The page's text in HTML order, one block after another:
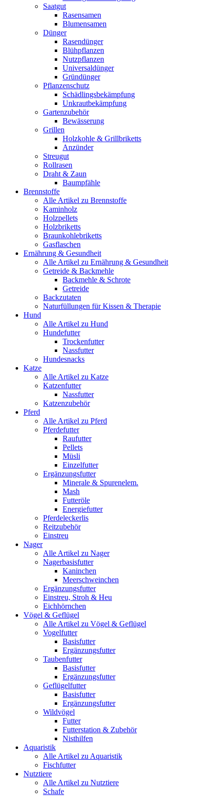
Saatgut
Rasensamen
Blumensamen
Dünger
Rasendünger
Blühpflanzen
Nutzpflanzen
Universaldünger
Gründünger
Pflanzenschutz
Schädlingsbekämpfung
Unkrautbekämpfung
Gartenzubehör
Bewässerung
Grillen
Holzkohle & Grillbriketts
Anzünder
Streugut
Rollrasen
Draht & Zaun
Baumpfähle
Brennstoffe
Alle Artikel zu Brennstoffe
Kaminholz
Holzpellets
Holzbriketts
Braunkohlebriketts
Gasflaschen
Ernährung & Gesundheit
Alle Artikel zu Ernährung & Gesundheit
Getreide & Backmehle
Backmehle & Schrote
Getreide
Backzutaten
Naturfüllungen für Kissen & Therapie
Hund
Alle Artikel zu Hund
Hundefutter
Trockenfutter
Nassfutter
Hundesnacks
Katze
Alle Artikel zu Katze
Katzenfutter
Nassfutter
Katzenzubehör
Pferd
Alle Artikel zu Pferd
Pferdefutter
Raufutter
Pellets
Müsli
Einzelfutter
Ergänzungsfutter
Minerale & Spurenelem.
Mash
Futteröle
Energiefutter
Pferdeleckerlis
Reitzubehör
Einstreu
Nager
Alle Artikel zu Nager
Nagerbasisfutter
Kaninchen
Meerschweinchen
Ergänzungsfutter
Einstreu, Stroh & Heu
Eichhörnchen
Vögel & Geflügel
Alle Artikel zu Vögel & Geflügel
Vogelfutter
Basisfutter
Ergänzungsfutter
Taubenfutter
Basisfutter
Ergänzungsfutter
Geflügelfutter
Basisfutter
Ergänzungsfutter
Wildvögel
Futter
Futterstation & Zubehör
Nisthilfen
Aquaristik
Alle Artikel zu Aquaristik
Fischfutter
Nutztiere
Alle Artikel zu Nutztiere
Schafe